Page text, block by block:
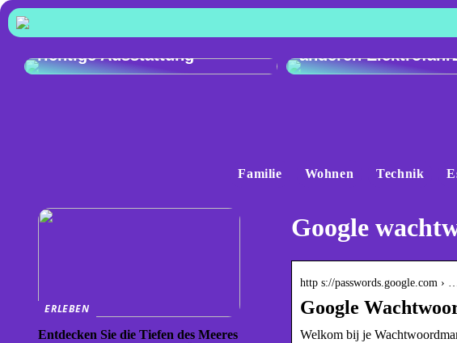
Exzellente Kochkunst: Die
richtige Ausstattung
Audi Q4 e-tron
anderen
Familie Wohnen Technik
Google
http s://passwords.google.com › …
Google
Welkom bij je
ERLEBEN
Entdecken Sie die Tiefen des Meeres